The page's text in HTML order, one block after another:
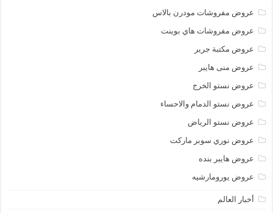
عروض مفروشات مودرن بالاس
عروض مفروشات هاي بوينت
عروض مكتبة جرير
عروض منى هايبر
عروض نستو الخرج
عروض نستو الدمام والاحساء
عروض نستو الرياض
عروض نوري سوبر ماركت
عروض هايبر بنده
عروض يورومارشيه
أخبار العالم